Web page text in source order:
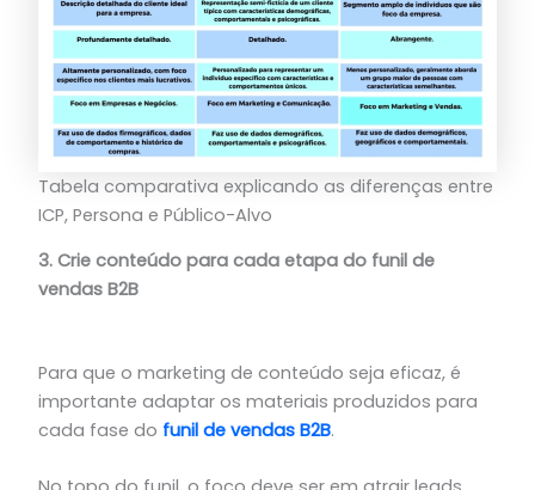
Tabela comparativa explicando as diferenças entre
ICP, Persona e Público-Alvo
3. Crie conteúdo para cada etapa do funil de
vendas B2B
Para que o marketing de conteúdo seja eficaz, é
importante adaptar os materiais produzidos para
cada fase do funil de vendas B2B.